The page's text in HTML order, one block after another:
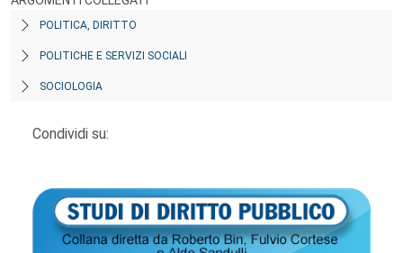
POLITICA, DIRITTO
POLITICHE E SERVIZI SOCIALI
SOCIOLOGIA
Condividi su: